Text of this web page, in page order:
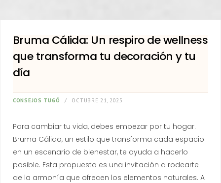
Bruma Cálida: Un respiro de wellness
que transforma tu decoración y tu
día
CONSEJOS TUGÓ OCTUBRE 21, 2025
Para cambiar tu vida, debes empezar por tu hogar.
Bruma Cálida, un estilo que transforma cada espacio
en un escenario de bienestar, te ayuda a hacerlo
posible. Esta propuesta es una invitación a rodearte
de la armonía que ofrecen los elementos naturales. A